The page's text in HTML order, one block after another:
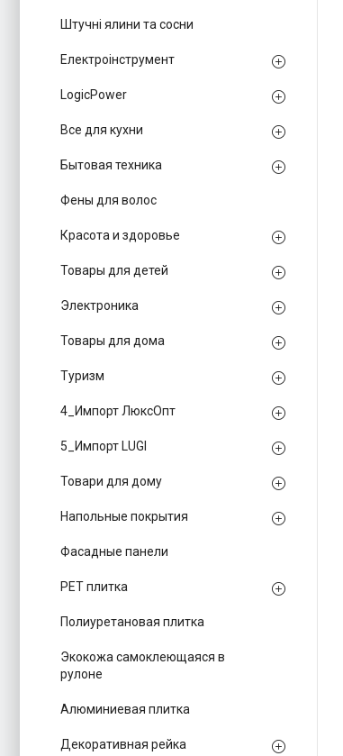
Штучні ялини та сосни
Електроінструмент
LogicPower
Все для кухни
Бытовая техника
Фены для волос
Красота и здоровье
Товары для детей
Электроника
Товары для дома
Туризм
4_Импорт ЛюксОпт
5_Импорт LUGI
Товари для дому
Напольные покрытия
Фасадные панели
PЕT плитка
Полиуретановая плитка
Экокожа самоклеющаяся в
рулоне
Алюминиевая плитка
Декоративная рейка